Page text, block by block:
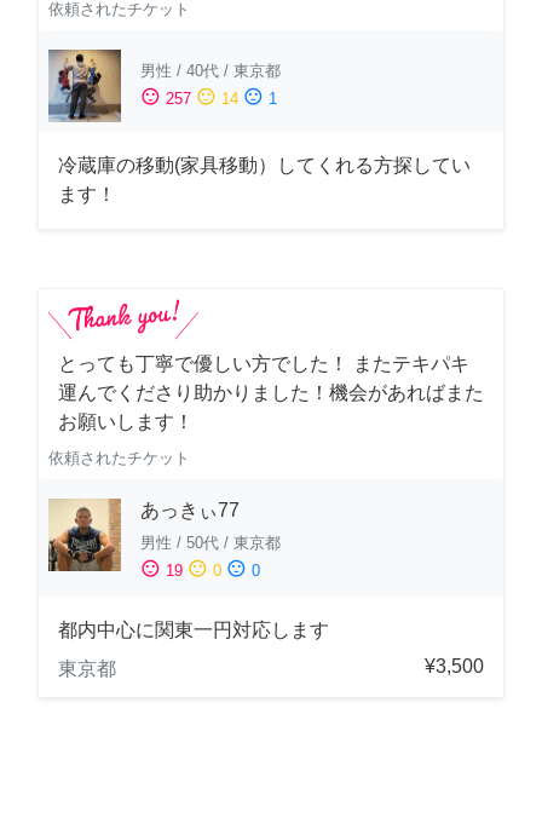
依頼されたチケット
男性 / 40代 / 東京都
sentiment_satisfied 257 sentiment_neutral 14 sentiment_dissatisfied 1
冷蔵庫の移動(家具移動）してくれる方探してい
ます！
とっても丁寧で優しい方でした！ またテキパキ
運んでくださり助かりました！機会があればまた
お願いします！
依頼されたチケット
あっきぃ77
男性 / 50代 / 東京都
sentiment_satisfied 19 sentiment_neutral 0 sentiment_dissatisfied 0
都内中心に関東一円対応します
東京都
¥3,500